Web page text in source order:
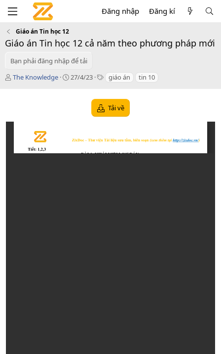
Đăng nhập Đăng kí
Giáo án Tin học 12
Giáo án Tin học 12 cả năm theo phương pháp mới
Bạn phải đăng nhập để tải
T
ả
The Knowledge
C
n
27/4/23
T giáo án tin 10
Tải về